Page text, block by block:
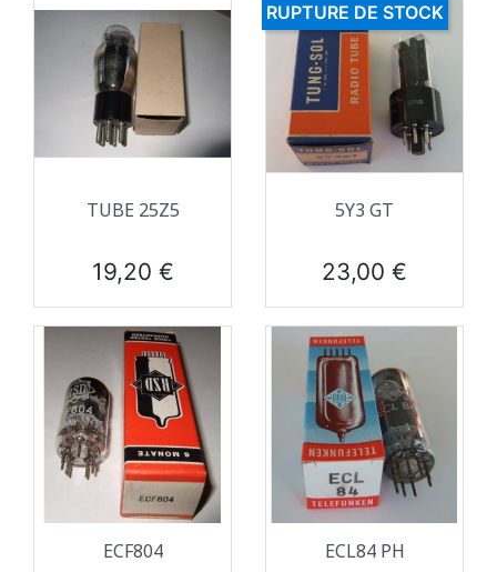
TUBE 25Z5
Prix
19,20 €
5Y3 GT
Prix
23,00 €
RUPTURE DE STOCK
ECF804 ECL84 PH